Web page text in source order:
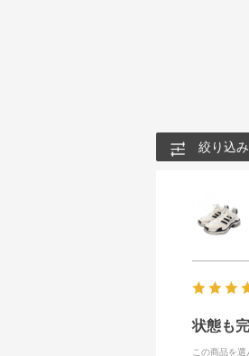
絞り込み
状態も
この商品を